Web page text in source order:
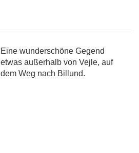
Eine wunderschöne Gegend
etwas außerhalb von Vejle, auf
dem Weg nach Billund.